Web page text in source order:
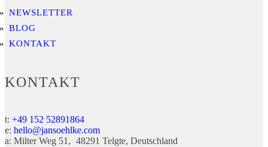
NEWSLETTER
BLOG
KONTAKT
KONTAKT
t: +49 152 52891864
e: hello@jansoehlke.com
a: Milter Weg 51 48291 Telgte Deutschland